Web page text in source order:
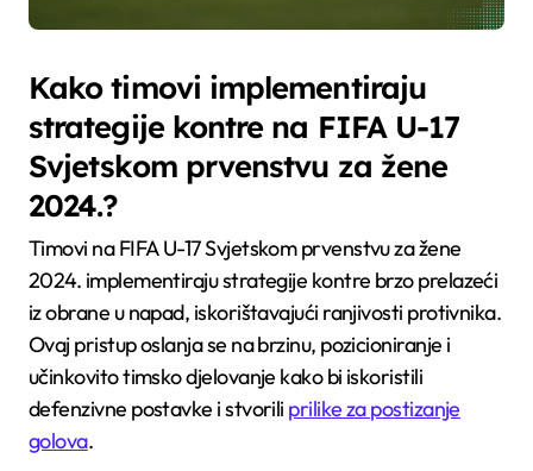
Kako timovi implementiraju
strategije kontre na FIFA U-17
Svjetskom prvenstvu za žene
2024.?
Timovi na FIFA U-17 Svjetskom prvenstvu za žene
2024. implementiraju strategije kontre brzo prelazeći
iz obrane u napad, iskorištavajući ranjivosti protivnika.
Ovaj pristup oslanja se na brzinu, pozicioniranje i
učinkovito timsko djelovanje kako bi iskoristili
defenzivne postavke i stvorili prilike za postizanje
golova.